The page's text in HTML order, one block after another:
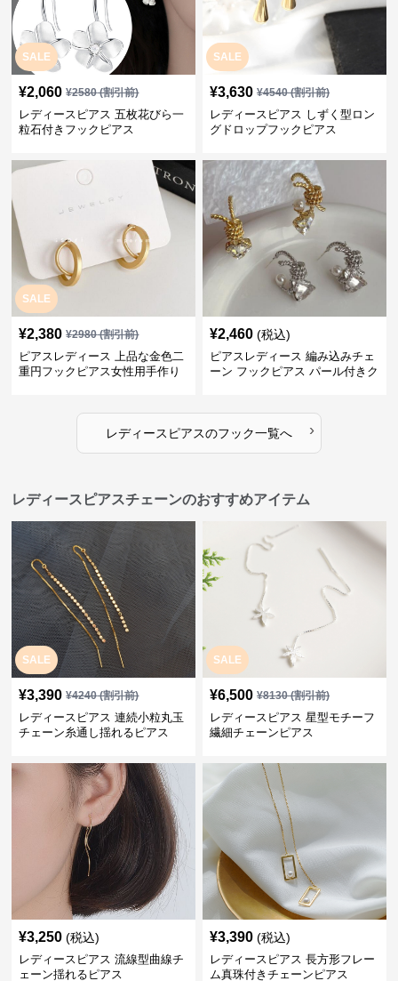
SALE
¥2,060 ¥2580(割引前)
レディースピアス 五枚花びら一
粒石付きフックピアス
SALE
¥3,630 ¥4540(割引前)
レディースピアス しずく型ロン
グドロップフックピアス
SALE
¥2,380 ¥2980(割引前)
ピアスレディース 上品な金色二
重円フックピアス女性用手作り
¥2,460 (税込)
ピアスレディース 編み込みチェ
ーン フックピアス パール付きク
レディースピアスのフック一覧へ ›
レディースピアスチェーンのおすすめアイテム
SALE
¥3,390 ¥4240(割引前)
レディースピアス 連続小粒丸玉
チェーン糸通し揺れるピアス
SALE
¥6,500 ¥8130(割引前)
レディースピアス 星型モチーフ
繊細チェーンピアス
¥3,250 (税込)
レディースピアス 流線型曲線チ
ェーン揺れるピアス
¥3,390 (税込)
レディースピアス 長方形フレー
ム真珠付きチェーンピアス